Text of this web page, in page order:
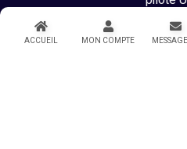
ACCUEIL MON COMPTE
Tous droits réservés © 2026